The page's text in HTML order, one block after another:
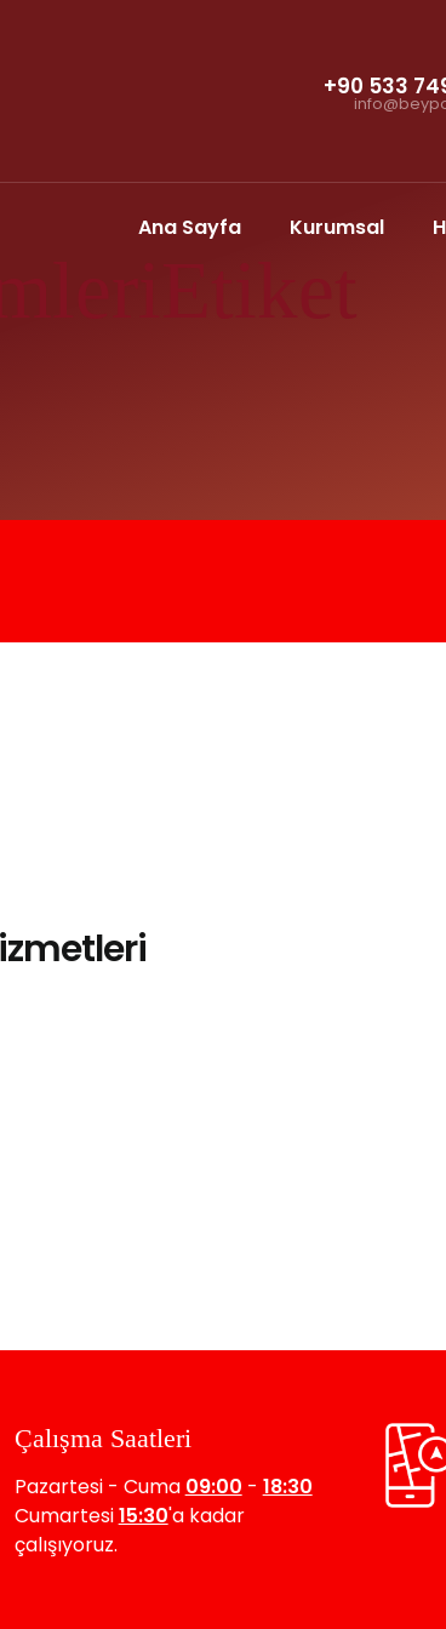
+90 533
Ana Sayfa Kurumsal
Çalışma Saatleri
Pazartesi - Cuma 09:00 - 18:30
Cumartesi15:30'a kadar
çalışıyoruz.